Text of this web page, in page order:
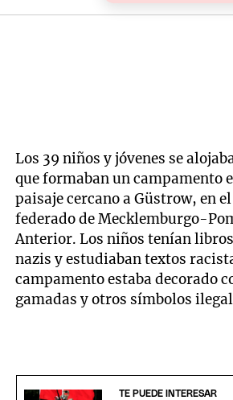
Los 39 niños y jóvenes se
que formaban un campamento
paisaje cercano a Güstrow, en
federado de Mecklemburgo-
Anterior. Los niños tenían
nazis y estudiaban textos
campamento estaba decorado
gamadas y otros símbolos
TE PUEDE INTERESAR